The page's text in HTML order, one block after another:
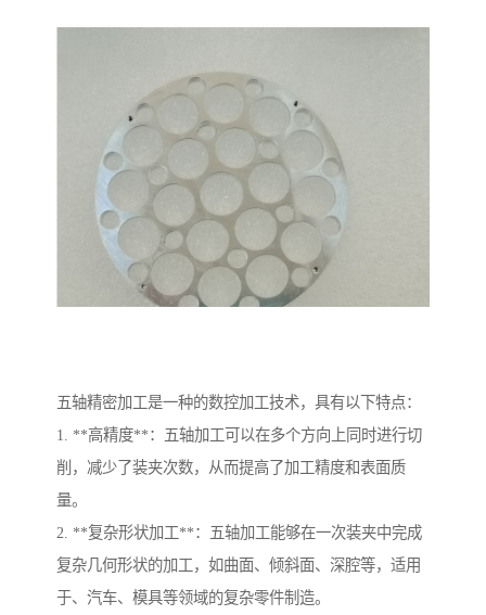
五轴精密加工是一种的数控加工技术，具有以下特点：
1. **高精度**：五轴加工可以在多个方向上同时进行切
削，减少了装夹次数，从而提高了加工精度和表面质
量。
2. **复杂形状加工**：五轴加工能够在一次装夹中完成
复杂几何形状的加工，如曲面、倾斜面、深腔等，适用
于、汽车、模具等领域的复杂零件制造。